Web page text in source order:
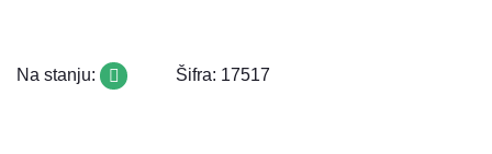
Na stanju: Šifra: 17517